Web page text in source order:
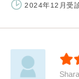
2024年12月受